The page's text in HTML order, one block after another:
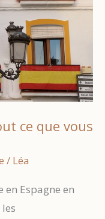
ce que vous
/ Léa
Espagne en